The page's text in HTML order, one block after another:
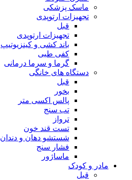
ماسک پزشکی
تجهیزات ارتوپدی
قبل
تجهیزات ارتوپدی
باند کشی و کینزیوتیپ
کفی طبی
گرما و سرما درمانی
دستگاه های خانگی
قبل
بخور
پالس اکسی متر
تب سنج
ترواز
تست قند خون
شستشو دهان و دندان
فشار سنج
ماساژور
مادر و کودک
قبل